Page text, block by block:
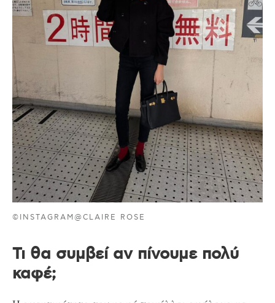
©INSTAGRAM@CLAIRE ROSE
Τι θα συμβεί αν πίνουμε πολύ
καφέ;